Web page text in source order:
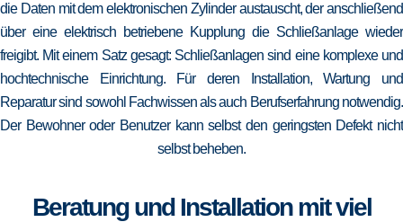
die Daten mit dem elektronischen Zylinder austauscht, der anschließend
über eine elektrisch betriebene Kupplung die Schließanlage wieder
freigibt. Mit einem Satz gesagt: Schließanlagen sind eine komplexe und
hochtechnische Einrichtung. Für deren Installation, Wartung und
Reparatur sind sowohl Fachwissen als auch Berufserfahrung notwendig.
Der Bewohner oder Benutzer kann selbst den geringsten Defekt nicht
selbst beheben.
Beratung und Installation mit viel